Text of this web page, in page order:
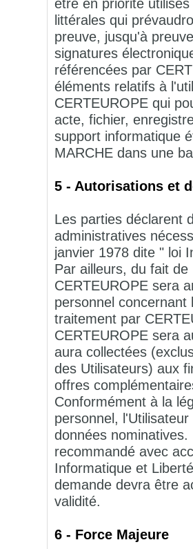
littérales qui
preuve, jusqu'à
signatures
référencées par
éléments relatifs à
CERTEUROPE qui
acte, fichier,
support informatique
MARCHE dans une
5 - Autorisations et
Les parties déclarent
administratives
janvier 1978 dite " loi
Par ailleurs, du fait
CERTEUROPE sera
personnel concernant
traitement par
CERTEUROPE sera
aura collectées
des Utilisateurs) aux
offres
Conformément à la
personnel,
données
recommandé avec
Informatique et
demande devra être
validité.
6 - Force Majeure